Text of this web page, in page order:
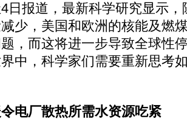
报道，最新科学研究显示，
少，美国和欧洲的核能及燃
，而这将进一步导致全球性
中，科学家们需要重新思考
电厂散热所需水资源吃紧